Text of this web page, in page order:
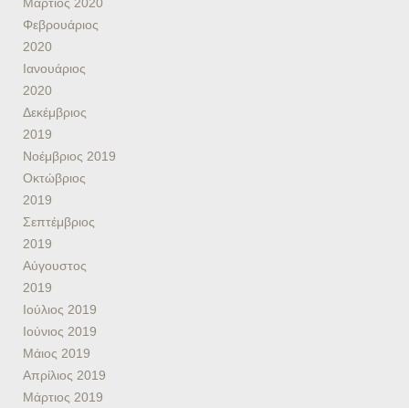
Φεβρουάριος
2020
Ιανουάριος
2020
Δεκέμβριος
2019
Νοέμβριος 2019
Οκτώβριος
2019
Σεπτέμβριος
2019
Αύγουστος
2019
Ιούλιος 2019
Ιούνιος 2019
Μάιος 2019
Απρίλιος 2019
Μάρτιος 2019